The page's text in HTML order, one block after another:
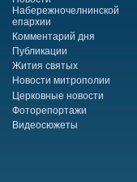
Набережночелнинской
епархии
Комментарий дня
Публикации
Жития святых
Новости митрополии
Церковные новости
Фоторепортажи
Видеосюжеты